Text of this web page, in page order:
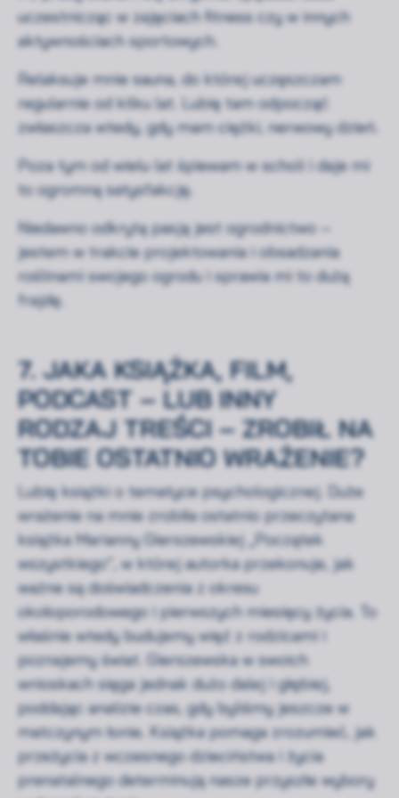
Niezbędne
Zawsze
Preferencje
Nieaktywne
Analityka Nieaktywne
Zapisz wybrane i zamknij
Akceptuję wszystkie pliki cookie
uczestnicząc w zajęciach fitness czy w innych
aktywnościach sportowych.
Relaksuje mnie sauna, do której uczęszczam
regularnie od kilku lat. Lubię tam odpocząć
zwłaszcza wtedy, gdy mam ciężki, nerwowy dzień.
Poza tym od wielu lat śpiewam w scholi i daje mi
to ogromną satysfakcję.
Niedawno odkrytą pasją jest ogrodnictwo –
jestem w trakcie projektowania i obsadzania
roślinami swojego ogrodu i sprawia mi to dużą
frajdę.
7. JAKA KSIĄŻKA, FILM,
PODCAST – LUB INNY
RODZAJ TREŚCI – ZROBIŁ NA
TOBIE OSTATNIO WRAŻENIE?
Lubię książki o tematyce psychologicznej. Duże
wrażenie na mnie zrobiła ostatnio przeczytana
książka Marianny Gierszewskiej „Początek
wszystkiego”, w której autorka przekonuje, jak
ważne są doświadczenia z okresu
okołoporodowego i pierwszych miesięcy życia. To
właśnie wtedy budujemy więź z rodzicami i
poznajemy świat. Gierszewska w swoich
wnioskach sięga jednak dużo dalej i głębiej,
poddając analizie czas, gdy byliśmy jeszcze w
matczynym łonie. Książka pomaga zrozumieć, jak
przeżycia z wczesnego dzieciństwa i życia
prenatalnego determinują nasze przyszłe wybory